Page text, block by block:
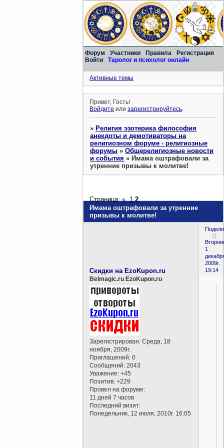
Форум Участники Правила
Регистрация
Войти
Таролог и психолог онлайн
Активные темы
Привет, Гость!
Войдите илизарегистрируйтесь.
»Религия эзотерика философия
анекдоты и демотиваторы на
религиозном форуме - религиозные
форумы »Общерелигиозные новости
и события »Имама оштрафовали за
утренние призывы к молитве!
Имама оштрафовали за утренние
призывы к молитве!
Страница:« 1 2
11
1
2009г.
19:14
Скидки на EzoKupon.ru
Belmagic.ru EzoKupon.ru
Зарегистрирован: Среда, 18
ноября, 2009г.
Приглашений: 0
Сообщений: 2043
Уважение: +45
Позитив: +229
Провел на форуме:
11 дней 7 часов
Последний визит:
Понедельник, 12 июля, 2010г. 16:05